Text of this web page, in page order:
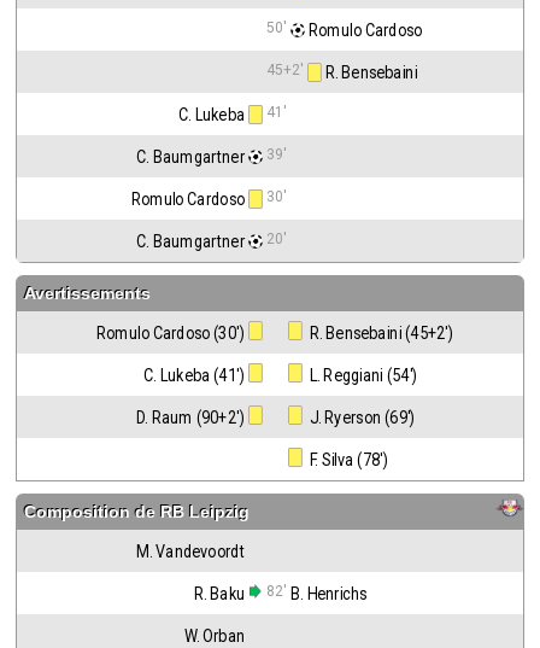
50' Romulo Cardoso
45+2' R. Bensebaini
C. Lukeba 41'
C. Baumgartner 39'
Romulo Cardoso 30'
C. Baumgartner 20'
Avertissements
Romulo Cardoso (30') R. Bensebaini (45+2')
C. Lukeba (41') L. Reggiani (54')
D. Raum (90+2') J. Ryerson (69')
F. Silva (78')
Composition de RB Leipzig
M. Vandevoordt
R. Baku 82' B. Henrichs
W. Orban